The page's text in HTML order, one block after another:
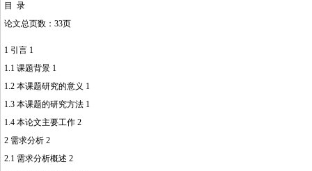
目 录
论文总页数：33页
1 引言 1
1.1 课题背景 1
1.2 本课题研究的意义 1
1.3 本课题的研究方法 1
1.4 本论文主要工作 2
2 需求分析 2
2.1 需求分析概述 2